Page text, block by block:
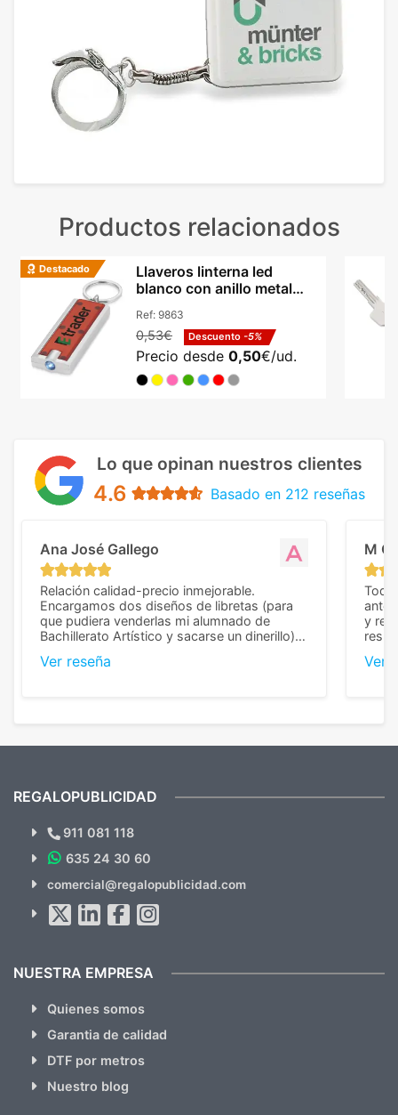
Productos relacionados
Destacado
Llaveros linterna led
blanco con anillo metal
Ref: 9863
0,53€ Descuento -5%
Precio desde 0,50€/ud.
Lo que opinan nuestros clientes
4.6 Basado en 212 reseñas
Ana José Gallego
Relación calidad-precio inmejorable.
Encargamos dos diseños de libretas (para
que pudiera venderlas mi alumnado de
Bachillerato Artístico y sacarse un dinerillo) y
diferencia, con libretas de muy buena calidad
Ver reseña
M C
Todo
y
Ver
¿Quieres ver nuestras últimas
Novedades y Ofertas?
hacemos Spam)
REGALOPUBLICIDAD
911 081 118
635 24 30 60
comercial@regalopublicidad.com
NUESTRA EMPRESA
Quienes somos
Garantia de calidad
DTF por metros
Nuestro blog